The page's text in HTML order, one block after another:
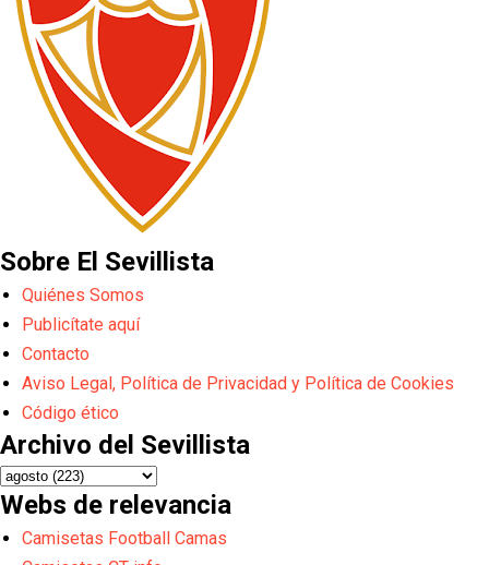
Sobre El Sevillista
Quiénes Somos
Publicítate aquí
Contacto
Aviso Legal, Política de Privacidad y Política de Cookies
Código ético
Archivo del Sevillista
Webs de relevancia
Camisetas Football Camas